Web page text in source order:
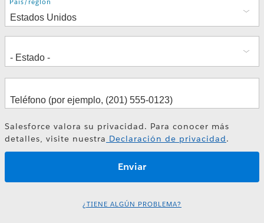
Dirección
País/región
Salesforce valora su privacidad. Para conocer más
detalles, visite nuestra Declaración de privacidad.
¿TIENE ALGÚN PROBLEMA?